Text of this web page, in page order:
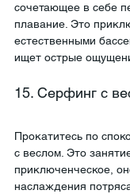
сочетающее в себе
плавание. Это
естественными
ищет острые
15. Серфинг с
Прокатитесь по
с веслом. Это
приключенческое,
наслаждения